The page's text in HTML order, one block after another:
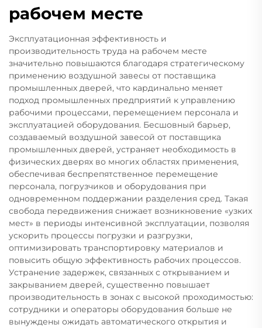
рабочем месте
Эксплуатационная эффективность и
производительность труда на рабочем месте
значительно повышаются благодаря стратегическому
применению воздушной завесы от поставщика
промышленных дверей, что кардинально меняет
подход промышленных предприятий к управлению
рабочими процессами, перемещением персонала и
эксплуатацией оборудования. Бесшовный барьер,
создаваемый воздушной завесой от поставщика
промышленных дверей, устраняет необходимость в
физических дверях во многих областях применения,
обеспечивая беспрепятственное перемещение
персонала, погрузчиков и оборудования при
одновременном поддержании разделения сред. Такая
свобода передвижения снижает возникновение «узких
мест» в периоды интенсивной эксплуатации, позволяя
ускорить процессы погрузки и разгрузки,
оптимизировать транспортировку материалов и
повысить общую эффективность рабочих процессов.
Устранение задержек, связанных с открыванием и
закрыванием дверей, существенно повышает
производительность в зонах с высокой проходимостью:
сотрудники и операторы оборудования больше не
вынуждены ожидать автоматического открытия и